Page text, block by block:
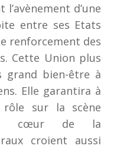
d’une
entre ses Etats
renforcement des
Cette Union plus
grand bien-être à
Elle garantira à
rôle sur la scène
cœur de la
croient aussi